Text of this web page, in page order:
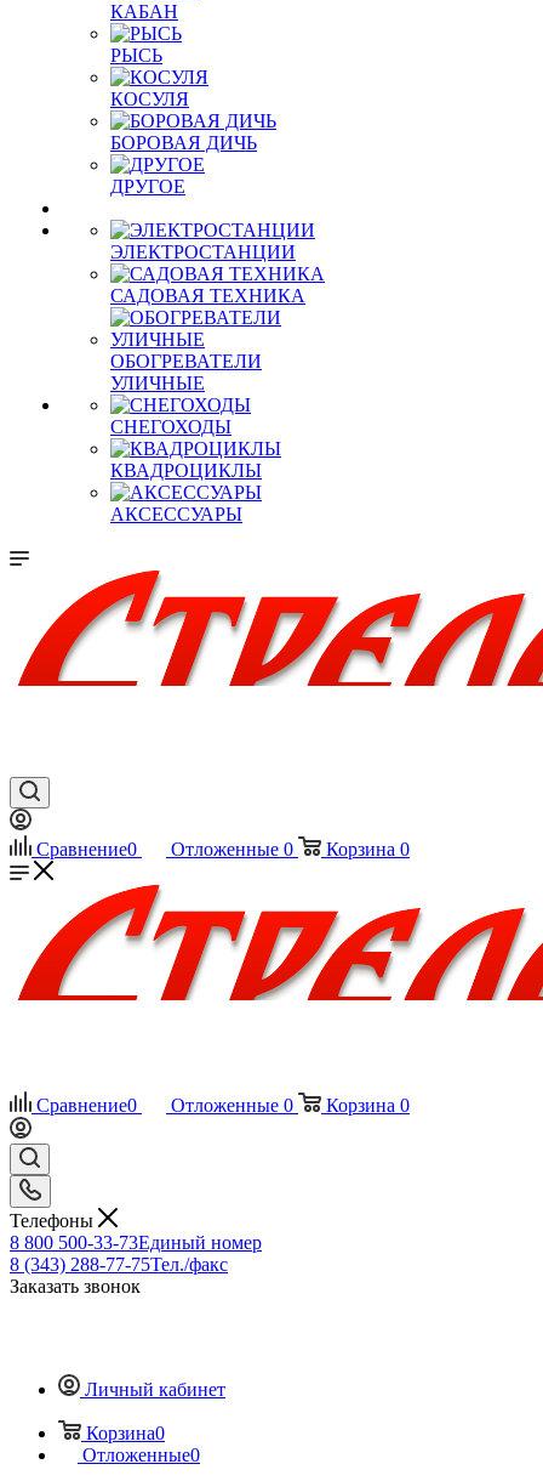
КАБАН
РЫСЬ
КОСУЛЯ
БОРОВАЯ ДИЧЬ
ДРУГОЕ
ЭЛЕКТРОСТАНЦИИ
САДОВАЯ ТЕХНИКА
ОБОГРЕВАТЕЛИ
УЛИЧНЫЕ
СНЕГОХОДЫ
КВАДРОЦИКЛЫ
АКСЕССУАРЫ
Сравнение0 Отложенные 0 Корзина 0
Сравнение0 Отложенные 0 Корзина 0
Телефоны
8 800 500-33-73Единый номер
8 (343) 288-77-75Тел./факс
Заказать звонок
Личный кабинет
Корзина0
Отложенные0